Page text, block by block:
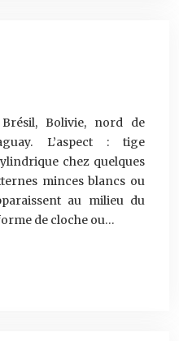
Bolivie, nord de
L’aspect : tige
chez quelques
minces blancs ou
au milieu du
de cloche ou…